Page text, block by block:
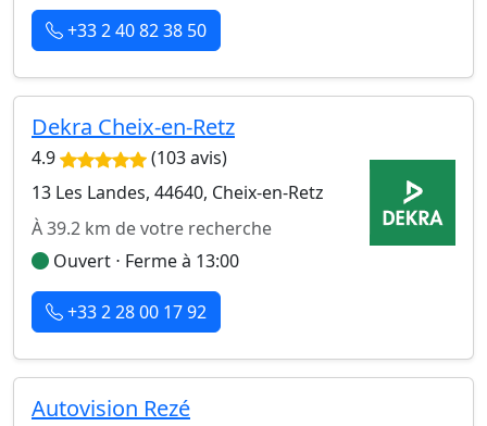
+33 2 40 82 38 50
Dekra Cheix-en-Retz
4.9
(103 avis)
13 Les Landes, 44640, Cheix-en-Retz
À 39.2 km de votre recherche
Ouvert ⋅ Ferme à 13:00
+33 2 28 00 17 92
Autovision Rezé